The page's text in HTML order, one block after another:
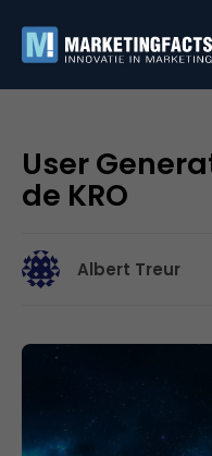
User
de KRO
Albert Treur